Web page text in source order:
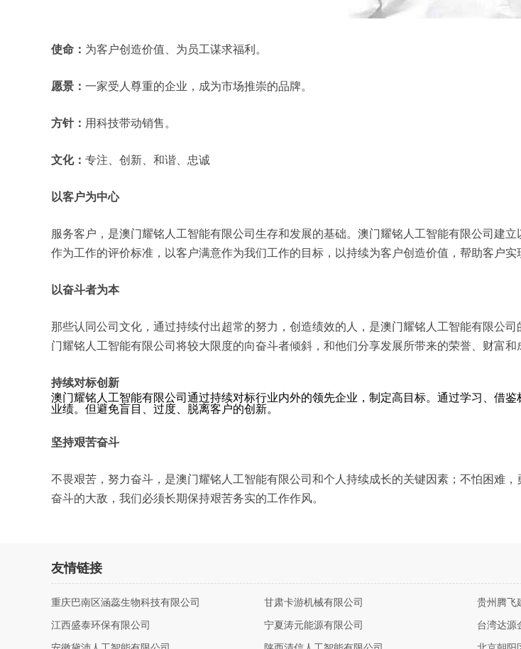
使命： 为客户创造价值、为员工谋求福利。
愿景： 一家受人尊重的企业，成为市场推崇的品牌。
方针： 用科技带动销售。
文化： 专注、创新、和谐、忠诚
以客户为中心
服务客户，是澳门耀铭人工智能有限公司生存和发展的基础。澳门耀铭人工智能有限公司建
作为工作的评价标准，以客户满意作为我们工作的目标，以持续为客户创造价值，帮助客户实
以奋斗者为本
那些认同公司文化，通过持续付出超常的努力，创造绩效的人，是澳门耀铭人工智能有限公
门耀铭人工智能有限公司将较大限度的向奋斗者倾斜，和他们分享发展所带来的荣誉、财富和
持续对标创新
澳门耀铭人工智能有限公司通过持续对标行业内外的领先企业，制定高目标。通过学习、借
业绩。但避免盲目、过度、脱离客户的创新。
坚持艰苦奋斗
不畏艰苦，努力奋斗，是澳门耀铭人工智能有限公司和个人持续成长的关键因素；不怕困难
奋斗的大敌，我们必须长期保持艰苦务实的工作作风。
友情链接
重庆巴南区涵蕊生物科技有限公司 甘肃卡游机械有限公司 贵州腾飞
江西盛泰环保有限公司 宁夏涛元能源有限公司 台湾达源